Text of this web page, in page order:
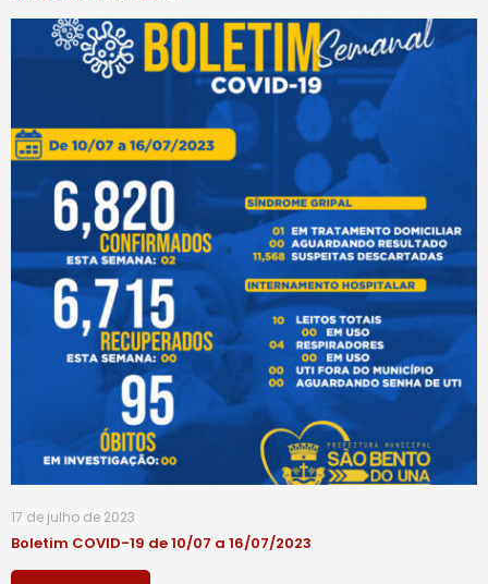
17 de julho de 2023
Boletim COVID-19 de 10/07 a 16/07/2023